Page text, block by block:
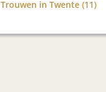
Trouwen in Twente (11)